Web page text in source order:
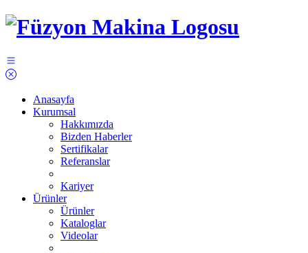
Anasayfa
Kurumsal
Hakkımızda
Bizden Haberler
Sertifikalar
Referanslar
Kariyer
Ürünler
Ürünler
Kataloglar
Videolar